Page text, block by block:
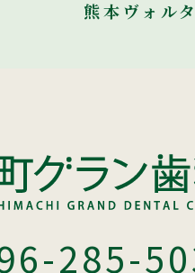
熊本ヴォル
285-